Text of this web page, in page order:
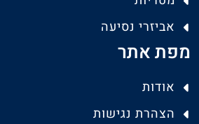
אביזרי נסיעה
מפת אתר
אודות
הצהרת נגישות